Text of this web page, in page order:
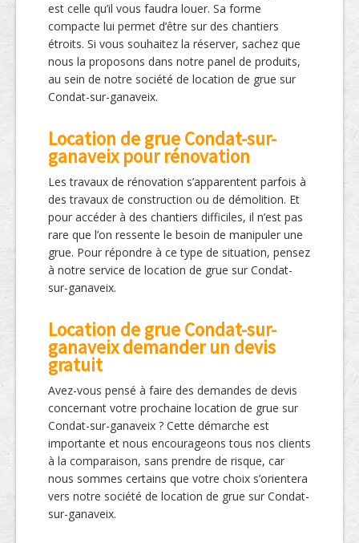
est celle qu’il vous faudra louer. Sa forme
compacte lui permet d’être sur des chantiers
étroits. Si vous souhaitez la réserver, sachez que
nous la proposons dans notre panel de produits,
au sein de notre société de location de grue sur
Condat-sur-ganaveix.
Location de grue Condat-sur-
ganaveix pour rénovation
Les travaux de rénovation s’apparentent parfois à
des travaux de construction ou de démolition. Et
pour accéder à des chantiers difficiles, il n’est pas
rare que l’on ressente le besoin de manipuler une
grue. Pour répondre à ce type de situation, pensez
à notre service de location de grue sur Condat-
sur-ganaveix.
Location de grue Condat-sur-
ganaveix demander un devis
gratuit
Avez-vous pensé à faire des demandes de devis
concernant votre prochaine location de grue sur
Condat-sur-ganaveix ? Cette démarche est
importante et nous encourageons tous nos clients
à la comparaison, sans prendre de risque, car
nous sommes certains que votre choix s’orientera
vers notre société de location de grue sur Condat-
sur-ganaveix.